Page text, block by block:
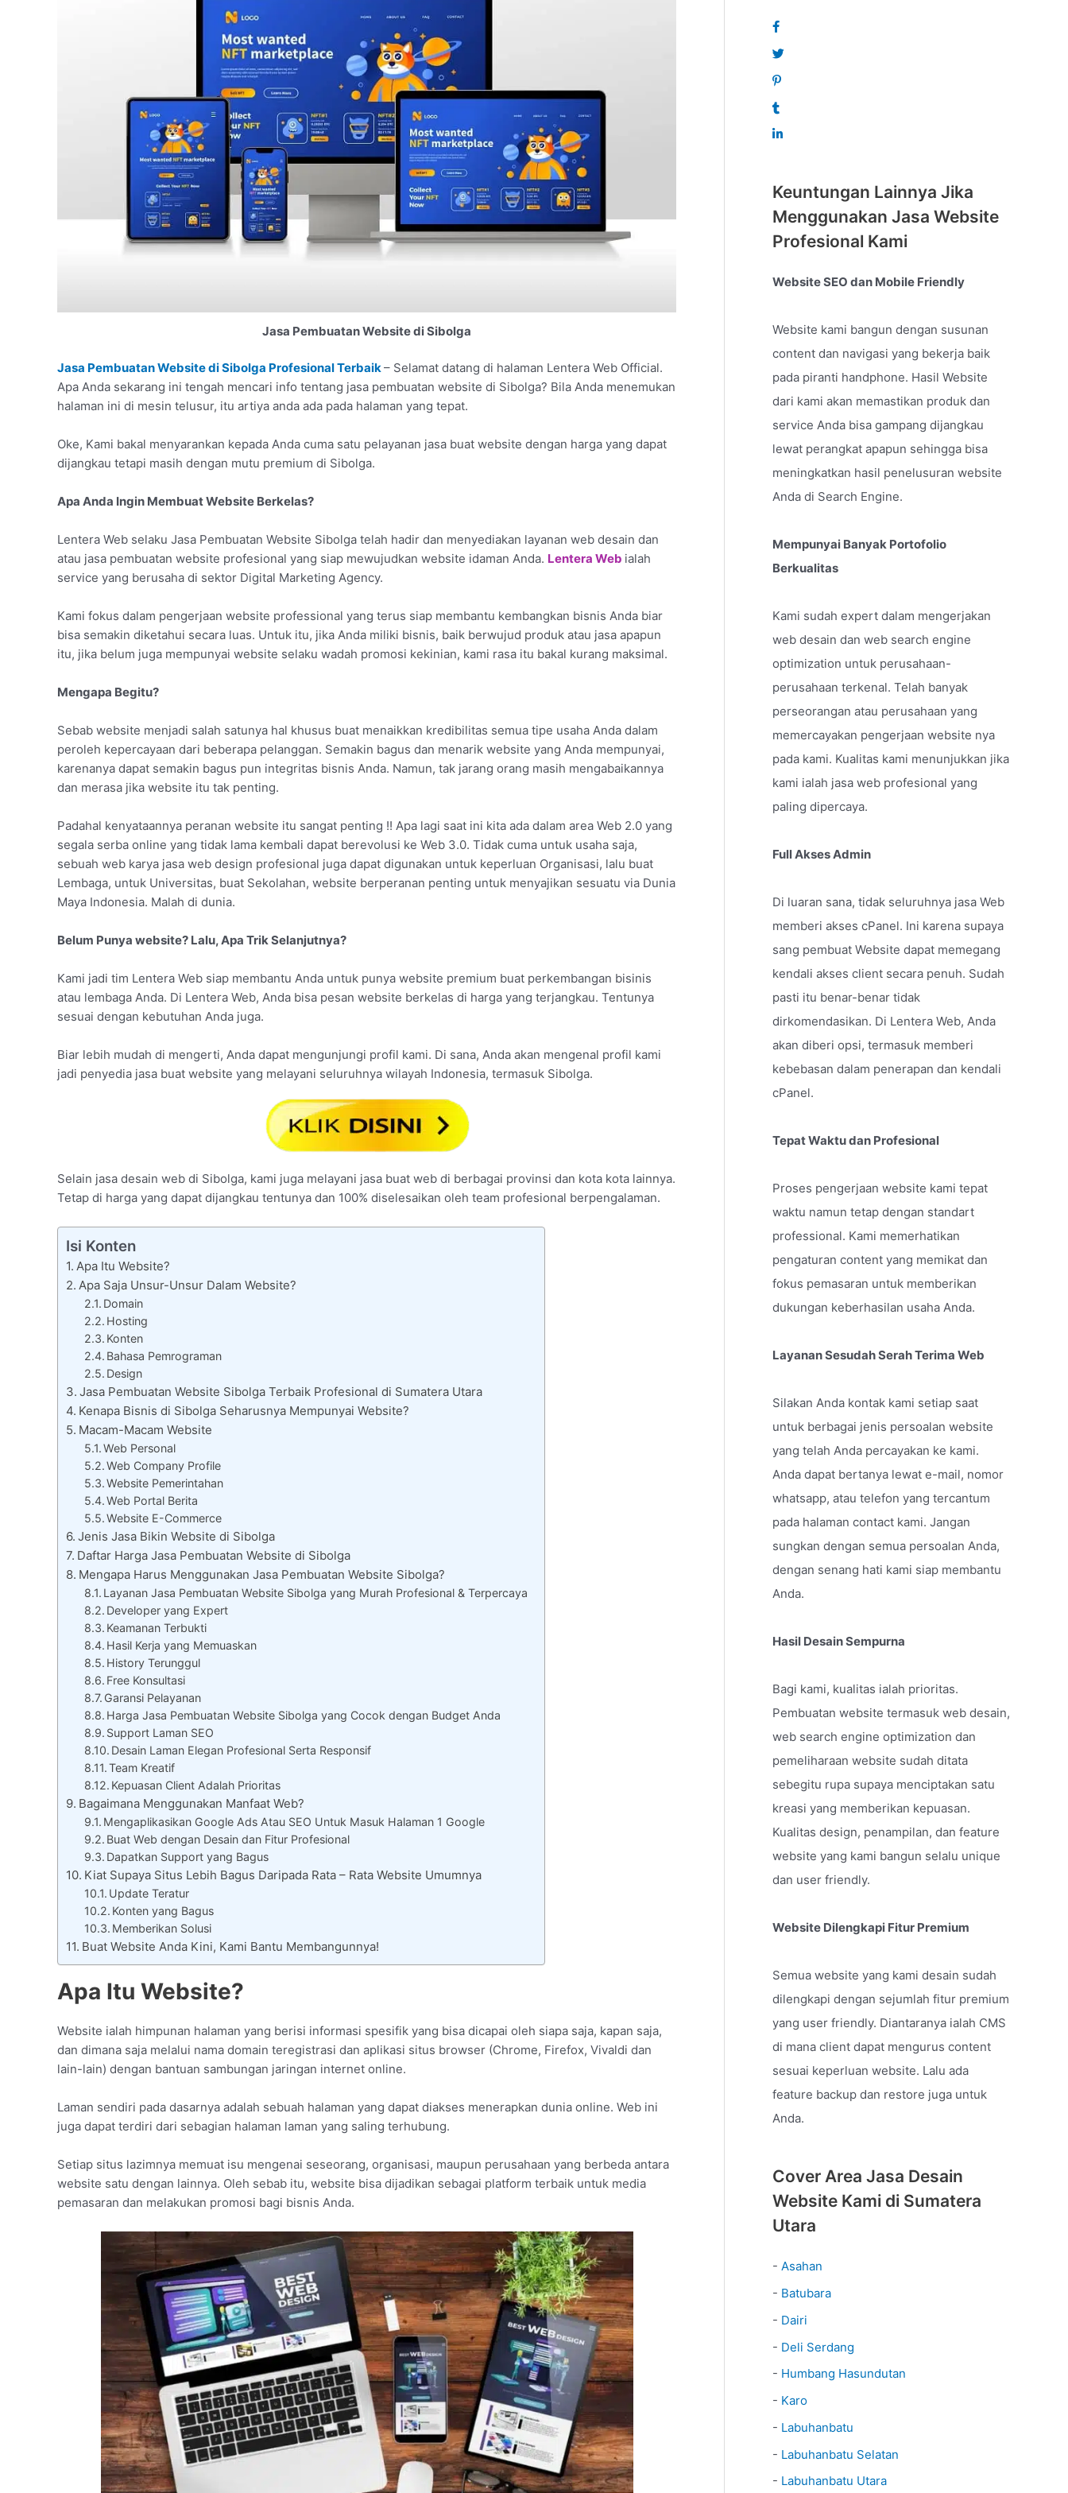
Jasa Pembuatan Website di Sibolga
Jasa Pembuatan Website di Sibolga Profesional Terbaik– Selamat datang di halaman Lentera Web Official.
Apa Anda sekarang ini tengah mencari info tentang jasa pembuatan website di Sibolga? Bila Anda menemukan
halaman ini di mesin telusur, itu artiya anda ada pada halaman yang tepat.
Oke, Kami bakal menyarankan kepada Anda cuma satu pelayanan jasa buat website dengan harga yang dapat
dijangkau tetapi masih dengan mutu premium di Sibolga.
Apa Anda Ingin Membuat Website Berkelas?
Lentera Web selaku Jasa Pembuatan Website Sibolga telah hadir dan menyediakan layanan web desain dan
atau jasa pembuatan website profesional yang siap mewujudkan website idaman Anda. Lentera Web ialah
service yang berusaha di sektor Digital Marketing Agency.
Kami fokus dalam pengerjaan website professional yang terus siap membantu kembangkan bisnis Anda biar
bisa semakin diketahui secara luas. Untuk itu, jika Anda miliki bisnis, baik berwujud produk atau jasa apapun
itu, jika belum juga mempunyai website selaku wadah promosi kekinian, kami rasa itu bakal kurang maksimal.
Mengapa Begitu?
Sebab website menjadi salah satunya hal khusus buat menaikkan kredibilitas semua tipe usaha Anda dalam
peroleh kepercayaan dari beberapa pelanggan. Semakin bagus dan menarik website yang Anda mempunyai,
karenanya dapat semakin bagus pun integritas bisnis Anda. Namun, tak jarang orang masih mengabaikannya
dan merasa jika website itu tak penting.
Padahal kenyataannya peranan website itu sangat penting !! Apa lagi saat ini kita ada dalam area Web 2.0 yang
segala serba online yang tidak lama kembali dapat berevolusi ke Web 3.0. Tidak cuma untuk usaha saja,
sebuah web karya jasa web design profesional juga dapat digunakan untuk keperluan Organisasi, lalu buat
Lembaga, untuk Universitas, buat Sekolahan, website berperanan penting untuk menyajikan sesuatu via Dunia
Maya Indonesia. Malah di dunia.
Belum Punya website? Lalu, Apa Trik Selanjutnya?
Kami jadi tim Lentera Web siap membantu Anda untuk punya website premium buat perkembangan bisinis
atau lembaga Anda. Di Lentera Web, Anda bisa pesan website berkelas di harga yang terjangkau. Tentunya
sesuai dengan kebutuhan Anda juga.
Biar lebih mudah di mengerti, Anda dapat mengunjungi profil kami. Di sana, Anda akan mengenal profil kami
jadi penyedia jasa buat website yang melayani seluruhnya wilayah Indonesia, termasuk Sibolga.
Selain jasa desain web di Sibolga, kami juga melayani jasa buat web di berbagai provinsi dan kota kota lainnya.
Tetap di harga yang dapat dijangkau tentunya dan 100% diselesaikan oleh team profesional berpengalaman.
Isi Konten
Apa Itu Website?
Apa Saja Unsur-Unsur Dalam Website?
Domain
Hosting
Konten
Bahasa Pemrograman
Design
Jasa Pembuatan Website Sibolga Terbaik Profesional di Sumatera Utara
Kenapa Bisnis di Sibolga Seharusnya Mempunyai Website?
Macam-Macam Website
Web Personal
Web Company Profile
Website Pemerintahan
Web Portal Berita
Website E-Commerce
Jenis Jasa Bikin Website di Sibolga
Daftar Harga Jasa Pembuatan Website di Sibolga
Mengapa Harus Menggunakan Jasa Pembuatan Website Sibolga?
Layanan Jasa Pembuatan Website Sibolga yang Murah Profesional & Terpercaya
Developer yang Expert
Keamanan Terbukti
Hasil Kerja yang Memuaskan
History Terunggul
Free Konsultasi
Garansi Pelayanan
Harga Jasa Pembuatan Website Sibolga yang Cocok dengan Budget Anda
Support Laman SEO
Desain Laman Elegan Profesional Serta Responsif
Team Kreatif
Kepuasan Client Adalah Prioritas
Bagaimana Menggunakan Manfaat Web?
Mengaplikasikan Google Ads Atau SEO Untuk Masuk Halaman 1 Google
Buat Web dengan Desain dan Fitur Profesional
Dapatkan Support yang Bagus
Kiat Supaya Situs Lebih Bagus Daripada Rata – Rata Website Umumnya
Update Teratur
Konten yang Bagus
Memberikan Solusi
Buat Website Anda Kini, Kami Bantu Membangunnya!
Apa Itu Website?
Website ialah himpunan halaman yang berisi informasi spesifik yang bisa dicapai oleh siapa saja, kapan saja,
dan dimana saja melalui nama domain teregistrasi dan aplikasi situs browser (Chrome, Firefox, Vivaldi dan
lain-lain) dengan bantuan sambungan jaringan internet online.
Laman sendiri pada dasarnya adalah sebuah halaman yang dapat diakses menerapkan dunia online. Web ini
juga dapat terdiri dari sebagian halaman laman yang saling terhubung.
Setiap situs lazimnya memuat isu mengenai seseorang, organisasi, maupun perusahaan yang berbeda antara
website satu dengan lainnya. Oleh sebab itu, website bisa dijadikan sebagai platform terbaik untuk media
pemasaran dan melakukan promosi bagi bisnis Anda.
Keuntungan Lainnya Jika
Menggunakan Jasa Website
Profesional Kami
Website SEO dan Mobile Friendly
Website kami bangun dengan susunan
content dan navigasi yang bekerja baik
pada piranti handphone. Hasil Website
dari kami akan memastikan produk dan
service Anda bisa gampang dijangkau
lewat perangkat apapun sehingga bisa
meningkatkan hasil penelusuran website
Anda di Search Engine.
Mempunyai Banyak Portofolio
Berkualitas
Kami sudah expert dalam mengerjakan
web desain dan web search engine
optimization untuk perusahaan-
perusahaan terkenal. Telah banyak
perseorangan atau perusahaan yang
memercayakan pengerjaan website nya
pada kami. Kualitas kami menunjukkan jika
kami ialah jasa web profesional yang
paling dipercaya.
Full Akses Admin
Di luaran sana, tidak seluruhnya jasa Web
memberi akses cPanel. Ini karena supaya
sang pembuat Website dapat memegang
kendali akses client secara penuh. Sudah
pasti itu benar-benar tidak
dirkomendasikan. Di Lentera Web, Anda
akan diberi opsi, termasuk memberi
kebebasan dalam penerapan dan kendali
cPanel.
Tepat Waktu dan Profesional
Proses pengerjaan website kami tepat
waktu namun tetap dengan standart
professional. Kami memerhatikan
pengaturan content yang memikat dan
fokus pemasaran untuk memberikan
dukungan keberhasilan usaha Anda.
Layanan Sesudah Serah Terima Web
Silakan Anda kontak kami setiap saat
untuk berbagai jenis persoalan website
yang telah Anda percayakan ke kami.
Anda dapat bertanya lewat e-mail, nomor
whatsapp, atau telefon yang tercantum
pada halaman contact kami. Jangan
sungkan dengan semua persoalan Anda,
dengan senang hati kami siap membantu
Anda.
Hasil Desain Sempurna
Bagi kami, kualitas ialah prioritas.
Pembuatan website termasuk web desain,
web search engine optimization dan
pemeliharaan website sudah ditata
sebegitu rupa supaya menciptakan satu
kreasi yang memberikan kepuasan.
Kualitas design, penampilan, dan feature
website yang kami bangun selalu unique
dan user friendly.
Website Dilengkapi Fitur Premium
Semua website yang kami desain sudah
dilengkapi dengan sejumlah fitur premium
yang user friendly. Diantaranya ialah CMS
di mana client dapat mengurus content
sesuai keperluan website. Lalu ada
feature backup dan restore juga untuk
Anda.
Cover Area Jasa Desain
Website Kami di Sumatera
Utara
- Asahan
- Batubara
- Dairi
- Deli Serdang
- Humbang Hasundutan
- Karo
- Labuhanbatu
- Labuhanbatu Selatan
- Labuhanbatu Utara